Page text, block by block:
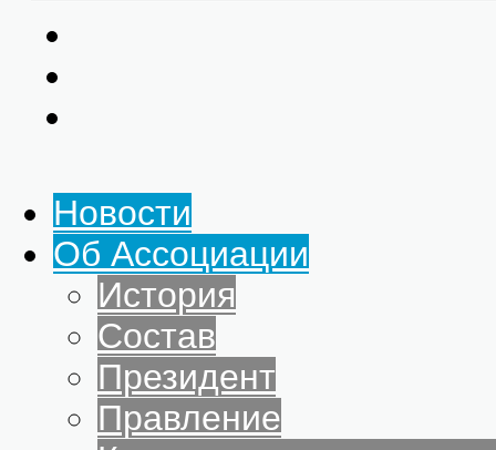
Новости
Об Ассоциации
История
Состав
Президент
Правление